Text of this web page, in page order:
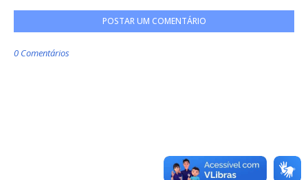
POSTAR UM COMENTÁRIO
0 Comentários